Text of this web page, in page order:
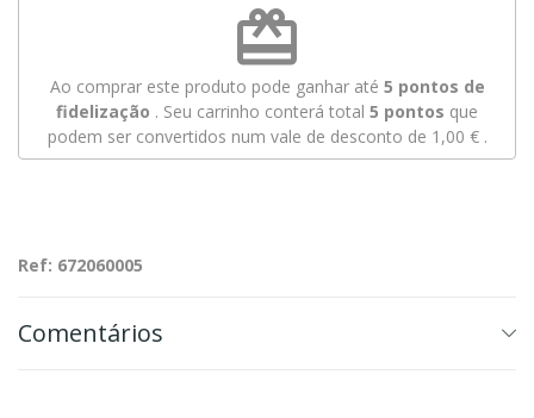
redeem
Ao comprar este produto pode ganhar até 5 pontos de
fidelização . Seu carrinho conterá total 5 pontos que
podem ser convertidos num vale de desconto de 1,00 €.
Ref: 672060005
Comentários